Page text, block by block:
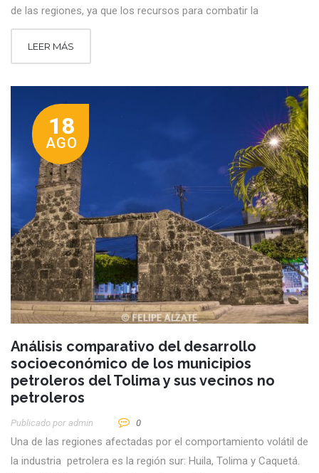
de las regiones, ya que los recursos para combatir la
LEER MÁS
18
AGO
Análisis comparativo del desarrollo
socioeconómico de los municipios
petroleros del Tolima y sus vecinos no
petroleros
Publicado por Admin 0
Una de las regiones afectadas por el comportamiento volátil de
la industria petrolera es la región sur: Huila, Tolima y Caquetá.